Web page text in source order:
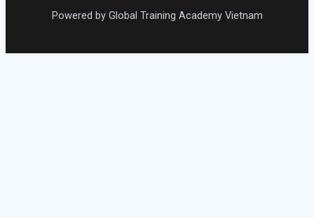
Powered by Global Training Academy Vietnam